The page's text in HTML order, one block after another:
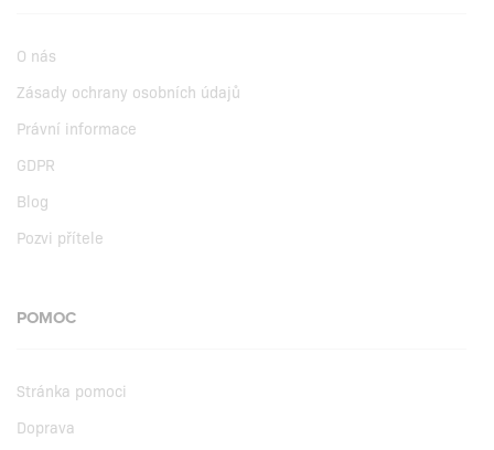
O nás
Zásady ochrany osobních údajů
Právní informace
GDPR
Blog
Pozvi přítele
POMOC
Stránka pomoci
Doprava